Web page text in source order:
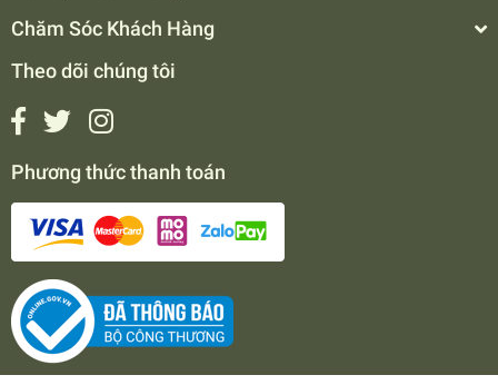
Chăm Sóc Khách Hàng
Theo dõi chúng tôi
Phương thức thanh toán